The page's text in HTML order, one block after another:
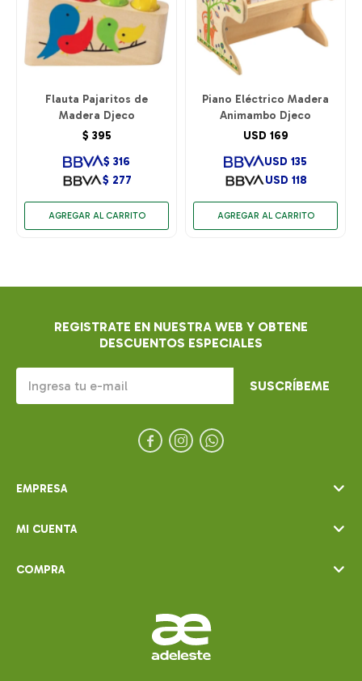
Flauta Pajaritos de
Madera Djeco
$ 395
$ 277
$ 316
Piano Eléctrico Madera
Animambo Djeco
USD 169
USD 118
USD 135
EMPRESA
MI CUENTA
COMPRA
REGISTRATE EN NUESTRA WEB Y OBTENE
DESCUENTOS ESPECIALES
SUSCRÍBEME
  